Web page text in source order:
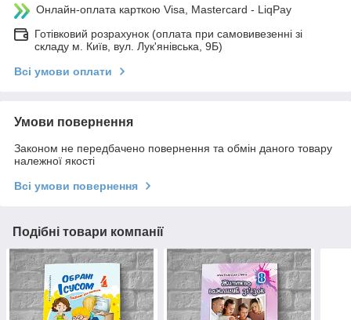
Онлайн-оплата карткою Visa, Mastercard - LiqPay
Готівковий розрахунок (оплата при самовивезенні зі
складу м. Київ, вул. Лук'янівська, 9Б)
Всі умови оплати
Умови повернення
Законом не передбачено повернення та обмін даного товару
належної якості
Всі умови повернення
Подібні товари компанії